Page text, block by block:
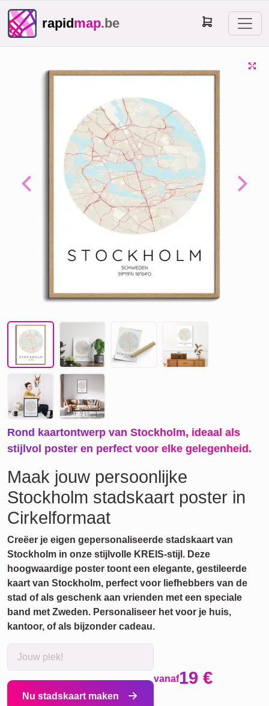
rapidmap.be
Previous Next
Rond kaartontwerp van Stockholm, ideaal als
stijlvol poster en perfect voor elke gelegenheid.
Maak jouw persoonlijke
Stockholm stadskaart poster in
Cirkelformaat
Creëer je eigen gepersonaliseerde stadskaart van
Stockholm in onze stijlvolle KREIS-stijl. Deze
hoogwaardige poster toont een elegante, gestileerde
kaart van Stockholm, perfect voor liefhebbers van de
stad of als geschenk aan vrienden met een speciale
band met Zweden. Personaliseer het voor je huis,
kantoor, of als bijzonder cadeau.
Nu stadskaart maken
vanaf19 €